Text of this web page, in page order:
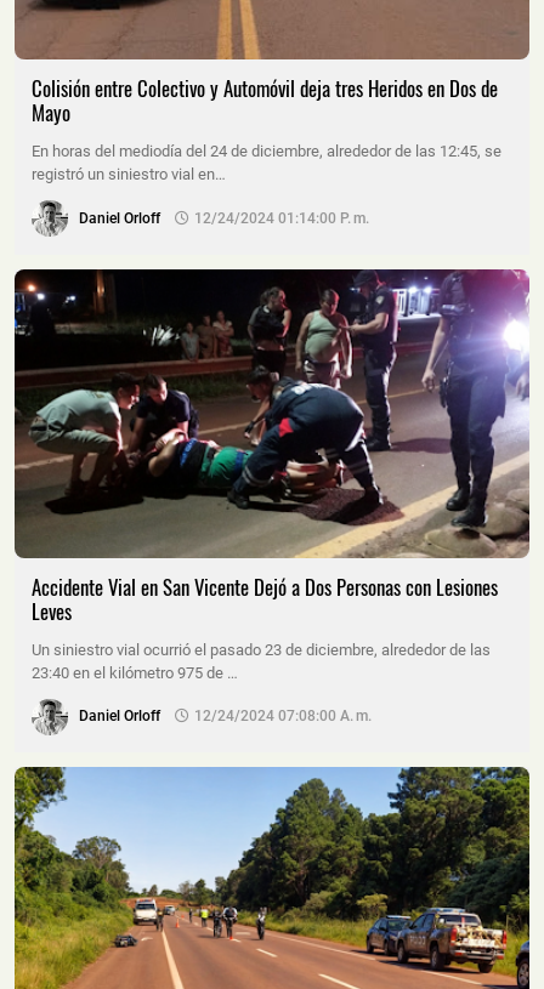
Colisión entre Colectivo y Automóvil deja tres Heridos en Dos de
Mayo
En horas del mediodía del 24 de diciembre, alrededor de las 12:45, se
registró un siniestro vial en…
Daniel Orloff 12/24/2024 01:14:00 P. M.
Accidente Vial en San Vicente Dejó a Dos Personas con Lesiones
Leves
Un siniestro vial ocurrió el pasado 23 de diciembre, alrededor de las
23:40 en el kilómetro 975 de …
Daniel Orloff 12/24/2024 07:08:00 A. M.